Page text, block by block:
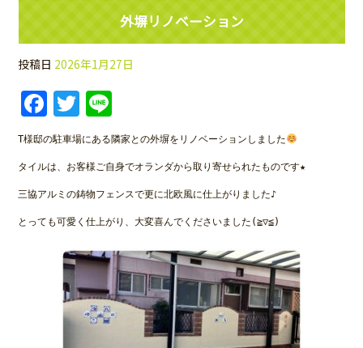
外塀リノベーション
投稿日 2026年1月27日
Facebook
Twitter
T様邸の駐車場にある隣家との外塀をリノベーションしました
タイルは、お客様ご自身でオランダから取り寄せられたものです★
三協アルミの鋳物フェンスで更に北欧風に仕上がりました♪
とっても可愛く仕上がり、大変喜んでくださいました(≧▽≦)